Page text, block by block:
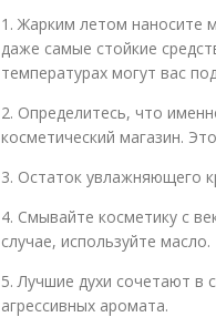
1. Жарким летом наносите
даже самые стойкие
температурах могут вас
2. Определитесь, что
косметический магазин.
3. Остаток увлажняющего
4. Смывайте косметику с
случае, используйте масло.
5. Лучшие духи сочетают в
агрессивных аромата.